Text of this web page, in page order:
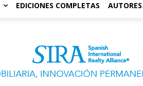
EDICIONES COMPLETAS AUTORES